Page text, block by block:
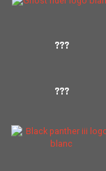
???
???